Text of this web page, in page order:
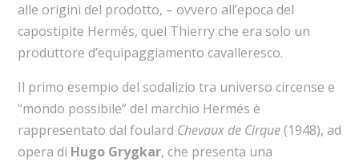
alle origini del prodotto, – ovvero all’epoca del
capostipite Hermés, quel Thierry che era solo un
produttore d’equipaggiamento cavalleresco.
Il primo esempio del sodalizio tra universo circense e
“mondo possibile” del marchio Hermés è
rappresentato dal foulard Chevaux de Cirque(1948), ad
opera di Hugo Grygkar, che presenta una